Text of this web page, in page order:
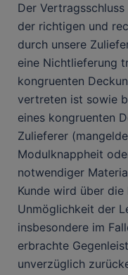
Der
der richtigen und
durch unsere
eine Nichtlieferung
kongruenten
vertreten ist sowie
eines kongruenten
Zulieferer
Modulknappheit
notwendiger
Kunde wird über
Unmöglichkeit der
insbesondere im
erbrachte
unverzüglich